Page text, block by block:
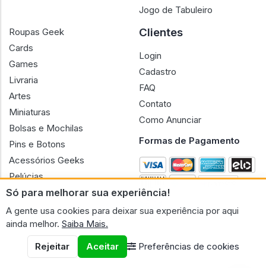
Só para melhorar sua experiência!
A gente usa cookies para deixar sua experiência por aqui
ainda melhor. Saiba Mais.
Rejeitar
Aceitar Preferências de cookies
Jogo de Tabuleiro
Roupas Geek
Cards
Games
Livraria
Artes
Miniaturas
Bolsas e Mochilas
Pins e Botons
Acessórios Geeks
Pelúcias
Bonecas
Clientes
Login
Cadastro
FAQ
Contato
Como Anunciar
Formas de Pagamento
CNPJ n.º 30.220.458/0001-17 - GERAL GEEK PORTAL ELETRONICO